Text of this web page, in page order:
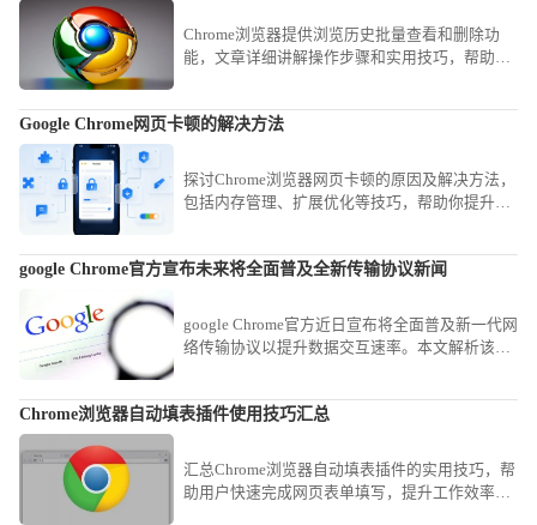
Chrome浏览器提供浏览历史批量查看和删除功
能，文章详细讲解操作步骤和实用技巧，帮助用
Google Chrome网页卡顿的解决方法
探讨Chrome浏览器网页卡顿的原因及解决方法，
包括内存管理、扩展优化等技巧，帮助你提升浏
google Chrome官方宣布未来将全面普及全新传输协议新闻
google Chrome官方近日宣布将全面普及新一代网
络传输协议以提升数据交互速率。本文解析该新
Chrome浏览器自动填表插件使用技巧汇总
汇总Chrome浏览器自动填表插件的实用技巧，帮
助用户快速完成网页表单填写，提升工作效率，